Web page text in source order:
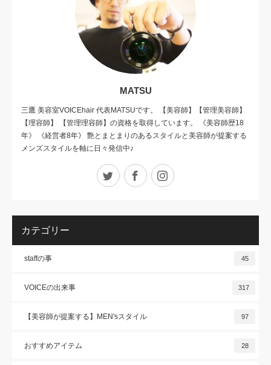
MATSU
三鷹 美容室VOICEhair 代表MATSUです。 【美容師】【管理美容師】
【理容師】 【管理理容師】の資格を取得しています。 《美容師歴18
年》 《経営者8年》 艶とまとまりのあるスタイルと美容師が提案する
メンズスタイルを軸に日々発信中♪
Twitter Facebook
カテゴリー
staffの事 45
VOICEの出来事 317
【美容師が提案する】MEN'sスタイル 97
おすすめアイテム 28